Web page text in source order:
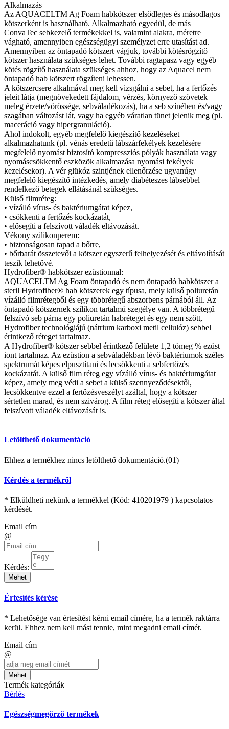
Alkalmazás
Az AQUACELTM Ag Foam habkötszer elsődleges és másodlagos
kötszerként is használható. Alkalmazható egyedül, de más
ConvaTec sebkezelő termékekkel is, valamint alakra, méretre
vágható, amennyiben egészségügyi személyzet erre utasítást ad.
Amennyiben az öntapadó kötszert vágjuk, további kötésrögzítő
kötszer használata szükséges lehet. További ragtapasz vagy egyéb
kötés rögzítő használata szükséges ahhoz, hogy az Aquacel nem
öntapadó hab kötszert rögzíteni lehessen.
A kötszercsere alkalmával meg kell vizsgálni a sebet, ha a fertőzés
jeleit látja (megnövekedett fájdalom, vérzés, környező szövetek
meleg érzete/vörössége, sebváladékozás), ha a seb színében és/vagy
szagában változást lát, vagy ha egyéb váratlan tünet jelenik meg (pl.
maceráció vagy hipergranuláció).
Ahol indokolt, egyéb megfelelő kiegészítő kezeléseket
alkalmazhatunk (pl. vénás eredetű lábszárfekélyek kezelésére
megfelelő nyomást biztosító kompressziós pólyák használata vagy
nyomáscsökkentő eszközök alkalmazása nyomási fekélyek
kezelésekor). A vér glükóz szintjének ellenőrzése ugyanúgy
megfelelő kiegészítő intézkedés, amely diabéteszes lábsebbel
rendelkező betegek ellátásánál szükséges.
Külső filmréteg:
• vízálló vírus- és baktériumgátat képez,
• csökkenti a fertőzés kockázatát,
• elősegíti a felszívott váladék eltávozását.
Vékony szilikonperem:
• biztonságosan tapad a bőrre,
• bőrbarát összetevői a kötszer egyszerű felhelyezését és eltávolítását
teszik lehetővé.
Hydrofiber® habkötszer ezüstionnal:
AQUACELTM Ag Foam öntapadó és nem öntapadó habkötszer a
steril Hydrofiber® hab kötszerek egy típusa, mely külső poliuretán
vízálló filmrétegből és egy többrétegű abszorbens párnából áll. Az
öntapadó kötszernek szilikon tartalmú szegélye van. A többrétegű
felszívó seb párna egy poliuretán habréteget és egy nem szőtt,
Hydrofiber technológiájú (nátrium karboxi metil cellulóz) sebbel
érintkező réteget tartalmaz.
A Hydrofiber® kötszer sebbel érintkező felülete 1,2 tömeg % ezüst
iont tartalmaz. Az ezüstion a sebváladékban lévő baktériumok széles
spektrumát képes elpusztítani és lecsökkenti a sebfertőzés
kockázatát. A külső film réteg egy vízálló vírus- és baktériumgátat
képez, amely meg védi a sebet a külső szennyeződésektől,
lecsökkentve ezzel a fertőzésveszélyt azáltal, hogy a kötszer
sértetlen marad, és nem szivárog. A film réteg elősegíti a kötszer által
felszívott váladék eltávozását is.
Letölthető dokumentáció
Ehhez a termékhez nincs letölthető dokumentáció.(01)
Kérdés a termékről
* Elküldheti nekünk a termékkel (Kód: 410201979 ) kapcsolatos
kérdését.
Email cím
@
Kérdés:
Mehet
Értesítés kérése
* Lehetősége van értesítést kérni email címére, ha a termék raktárra
kerül. Ehhez nem kell mást tennie, mint megadni email címét.
Email cím
@
Mehet
Termék kategóriák
Bérlés
Egészségmegőrző termékek